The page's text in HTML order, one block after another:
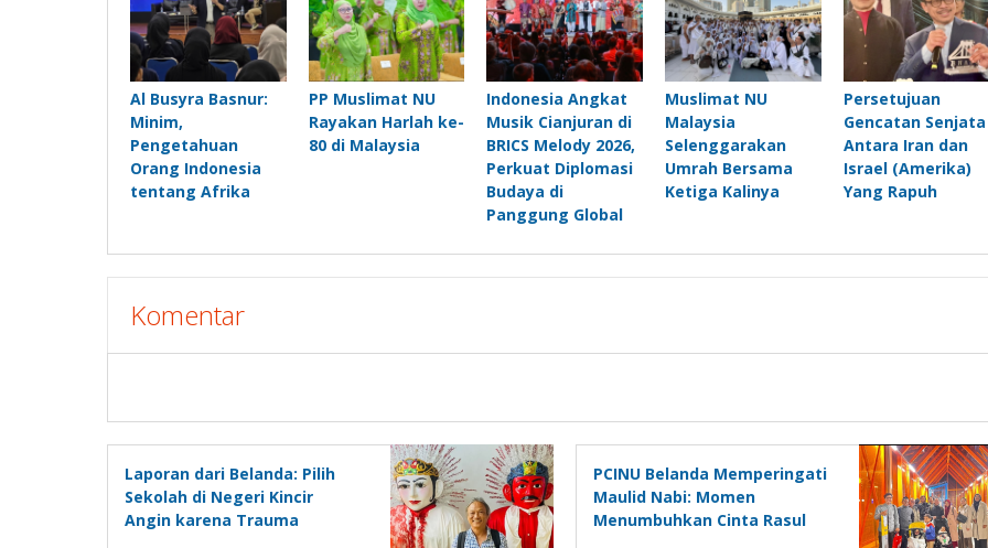
Al Busyra Basnur:
Minim,
Pengetahuan
Orang Indonesia
tentang Afrika
PP Muslimat NU
Rayakan Harlah ke-
80 di Malaysia
Indonesia Angkat
Musik Cianjuran di
BRICS Melody 2026,
Perkuat Diplomasi
Budaya di
Panggung Global
Muslimat NU
Malaysia
Selenggarakan
Umrah Bersama
Ketiga Kalinya
Persetujuan
Gencatan Senjata
Antara Iran dan
Israel (Amerika)
Yang Rapuh
Komentar
Laporan dari Belanda: Pilih
Sekolah di Negeri Kincir
Angin karena Trauma
PCINU Belanda Memperingati
Maulid Nabi: Momen
Menumbuhkan Cinta Rasul